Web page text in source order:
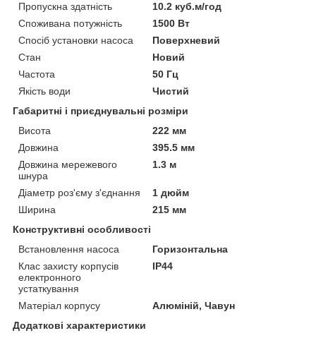
Пропускна здатність
10.2 куб.м/год
Споживана потужність
1500 Вт
Спосіб установки насоса
Поверхневий
Стан
Новий
Частота
50 Гц
Якість води
Чистий
Габаритні і приєднувальні розміри
Висота
222 мм
Довжина
395.5 мм
Довжина мережевого
шнура
1.3 м
Діаметр роз'єму з'єднання
1 дюйм
Ширина
215 мм
Конструктивні особливості
Встановлення насоса
Горизонтальна
Клас захисту корпусів
електронного
устаткування
IP44
Матеріал корпусу
Алюміній, Чавун
Додаткові характеристики